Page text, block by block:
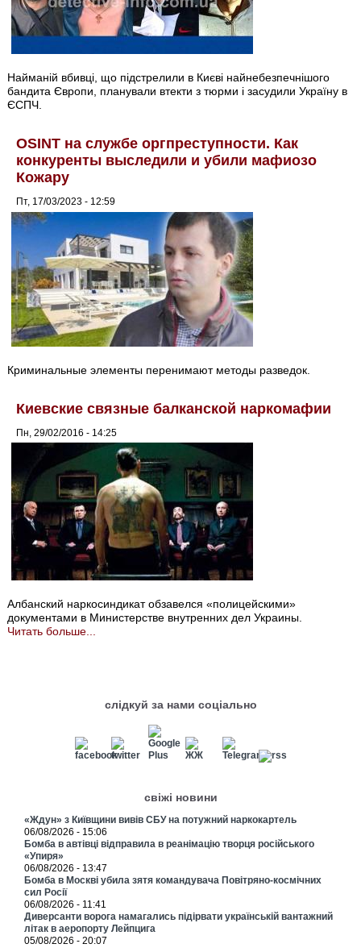
Найманій вбивці, що підстрелили в Києві найнебезпечнішого
бандита Європи, планували втекти з тюрми і засудили Україну в
ЄСПЧ.
OSINT на службе оргпреступности. Как
конкуренты выследили и убили мафиозо
Кожару
Пт, 17/03/2023 - 12:59
Криминальные элементы перенимают методы разведок.
Киевские связные балканской наркомафии
Пн, 29/02/2016 - 14:25
Албанский наркосиндикат обзавелся «полицейскими»
документами в Министерстве внутренних дел Украины.
Читать больше...
слідкуй за нами соціально
свіжі новини
«Ждун» з Київщини вивів СБУ на потужний наркокартель
06/08/2026 - 15:06
Бомба в автівці відправила в реанімацію творця російського
«Упиря»
06/08/2026 - 13:47
Бомба в Москві убила зятя командувача Повітряно-космічних
сил Росії
06/08/2026 - 11:41
Диверсанти ворога намагались підірвати українській вантажний
літак в аеропорту Лейпцига
05/08/2026 - 20:07